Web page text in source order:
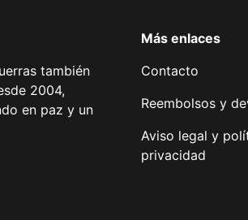
también
2004,
en paz y un
Más enlaces
Contacto
Reembolsos y
Aviso legal y
privacidad